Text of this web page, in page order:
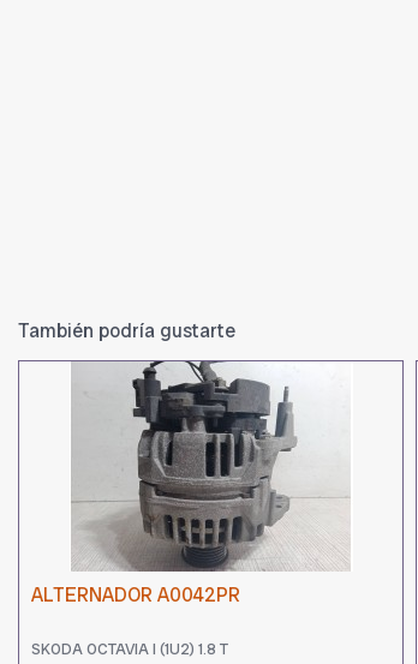
También podría gustarte
ALTERNADOR A0042PR
SKODA OCTAVIA I (1U2) 1.8 T